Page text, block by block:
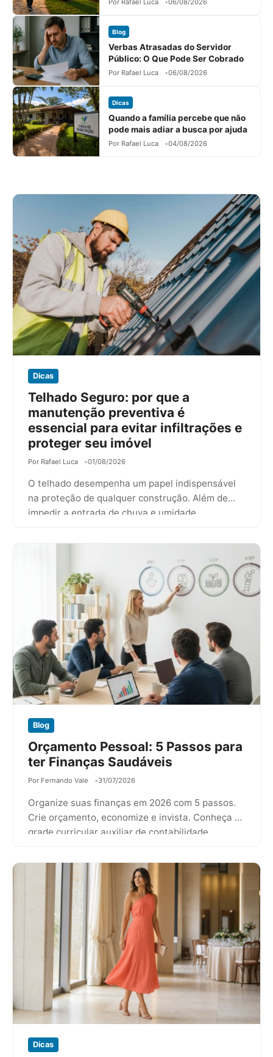
Por Rafael Luca 06/08/2026
Blog
Verbas Atrasadas do Servidor
Público: O Que Pode Ser Cobrado
Por Rafael Luca 06/08/2026
Dicas
Quando a família percebe que não
pode mais adiar a busca por ajuda
Por Rafael Luca 04/08/2026
Dicas
Telhado Seguro: por que a
manutenção preventiva é
essencial para evitar infiltrações e
proteger seu imóvel
Por Rafael Luca 01/08/2026
O telhado desempenha um papel indispensável
na proteção de qualquer construção. Além de
impedir a entrada de chuva e umidade,…
Blog
Orçamento Pessoal: 5 Passos para
ter Finanças Saudáveis
Por Fernando Vale 31/07/2026
Organize suas finanças em 2026 com 5 passos.
Crie orçamento, economize e invista. Conheça a
grade curricular auxiliar de contabilidade…
Dicas